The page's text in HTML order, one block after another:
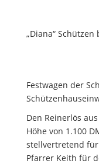
„Diana“ Schützen
Festwagen der
Den Reinerlös
Höhe von 1.100
stellvertretend für
Pfarrer Keith für